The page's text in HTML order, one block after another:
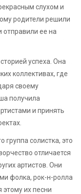
слухом и
родители решили
ее на
успеха. Она
коллективах, где
своему
получила
и принять
солистка, это
отличается
артистов. Они
фолка, рок-н-ролла
их песни